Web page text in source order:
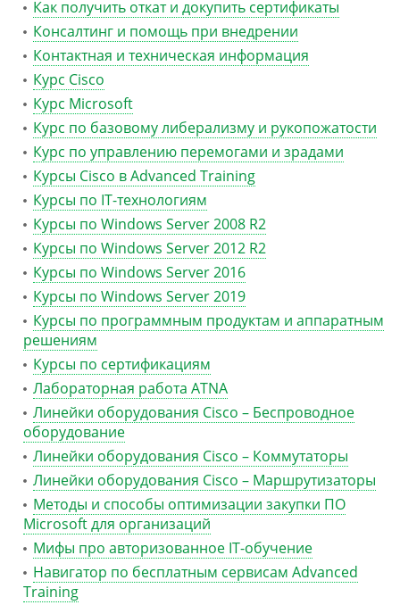
Как получить откат и докупить сертификаты
Консалтинг и помощь при внедрении
Контактная и техническая информация
Курс Cisco
Курс Microsoft
Курс по базовому либерализму и рукопожатости
Курс по управлению перемогами и зрадами
Курсы Cisco в Advanced Training
Курсы по IT-технологиям
Курсы по Windows Server 2008 R2
Курсы по Windows Server 2012 R2
Курсы по Windows Server 2016
Курсы по Windows Server 2019
Курсы по программным продуктам и аппаратным
решениям
Курсы по сертификациям
Лабораторная работа ATNA
Линейки оборудования Cisco – Беспроводное
оборудование
Линейки оборудования Cisco – Коммутаторы
Линейки оборудования Cisco – Маршрутизаторы
Методы и способы оптимизации закупки ПО
Microsoft для организаций
Мифы про авторизованное IT-обучение
Навигатор по бесплатным сервисам Advanced
Training